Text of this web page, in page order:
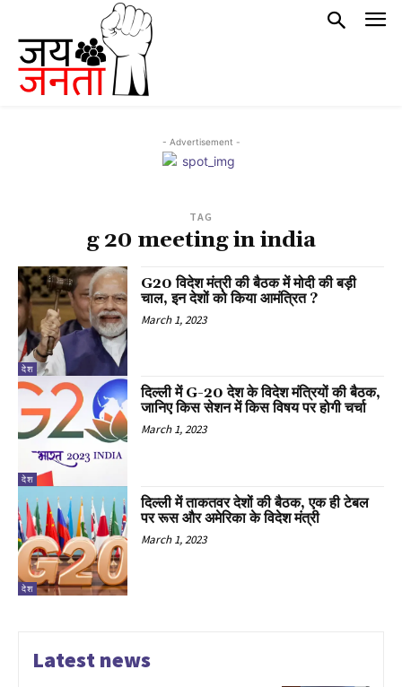
- Advertisement -
TAG
g 20 meeting in india
देश
G20 विदेश मंत्री की बैठक में मोदी की बड़ी
चाल, इन देशों को किया आमंत्रित ?
March 1, 2023
देश
दिल्ली में G-20 देश के विदेश मंत्रियों की बैठक,
जानिए किस सेशन में किस विषय पर होगी चर्चा
March 1, 2023
देश
दिल्ली में ताकतवर देशों की बैठक, एक ही टेबल
पर रूस और अमेरिका के विदेश मंत्री
March 1, 2023
Latest news